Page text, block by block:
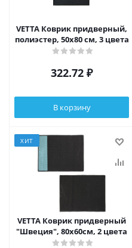
VETTA Коврик придверный,
полиэстер, 50х80 см, 3 цвета
322.72 ₽
В корзину
ХИТ
VETTA Коврик придверный
"Швеция", 80х60см, 2 цвета